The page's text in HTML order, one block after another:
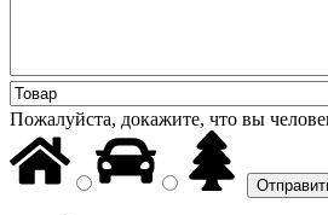
Пожалуйста, докажите, что вы